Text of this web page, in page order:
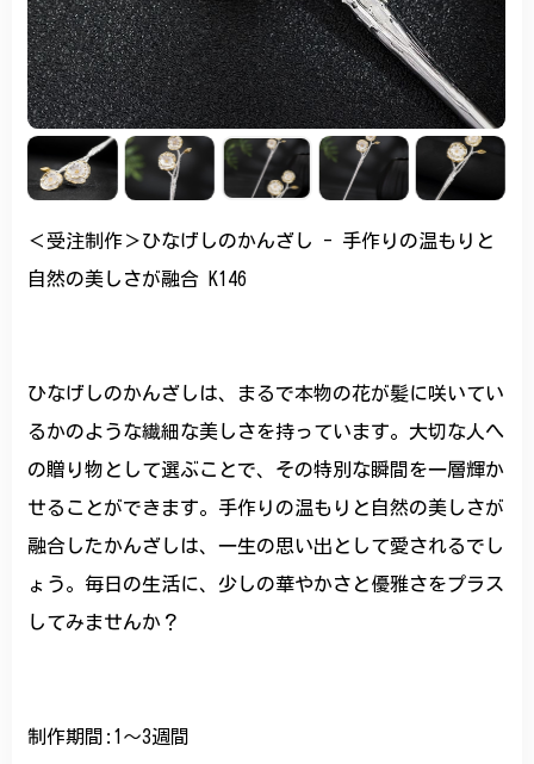
＜受注制作＞ひなげしのかんざし - 手作りの温もりと
自然の美しさが融合 K146
ひなげしのかんざしは、まるで本物の花が髪に咲いてい
るかのような繊細な美しさを持っています。大切な人へ
の贈り物として選ぶことで、その特別な瞬間を一層輝か
せることができます。手作りの温もりと自然の美しさが
融合したかんざしは、一生の思い出として愛されるでし
ょう。毎日の生活に、少しの華やかさと優雅さをプラス
してみませんか？
制作期間:1〜3週間